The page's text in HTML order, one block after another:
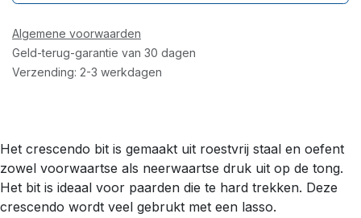
Algemene voorwaarden
Geld-terug-garantie van 30 dagen
Verzending: 2-3 werkdagen
Het crescendo bit is gemaakt uit roestvrij staal en oefent
zowel voorwaartse als neerwaartse druk uit op de tong.
Het bit is ideaal voor paarden die te hard trekken. Deze
crescendo wordt veel gebrukt met een lasso.